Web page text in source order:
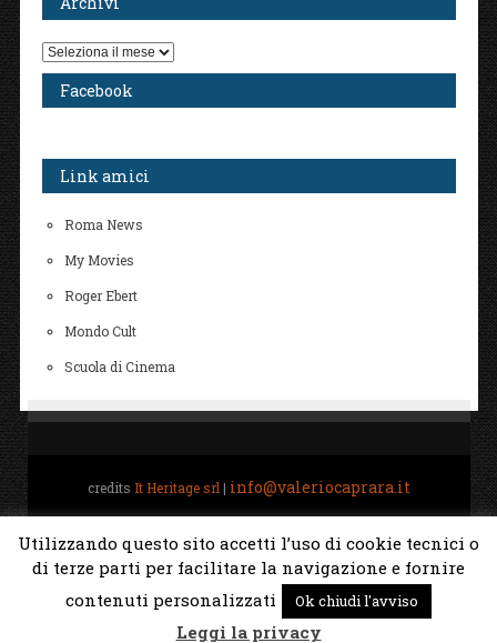
Archivi
Facebook
Link amici
Roma News
My Movies
Roger Ebert
Mondo Cult
Scuola di Cinema
credits It Heritage srl | info@valeriocaprara.it
Torna su ↑
Utilizzando questo sito accetti l’uso di cookie tecnici o
di terze parti per facilitare la navigazione e fornire
contenuti personalizzati
Ok chiudi l'avviso
Leggi la privacy